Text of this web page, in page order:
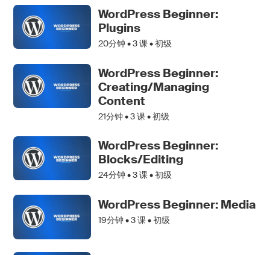
WordPress Beginner:
Plugins
20分钟 •3课 • 初级
WordPress Beginner:
Creating/Managing
Content
21分钟 •3课 • 初级
WordPress Beginner:
Blocks/Editing
24分钟 •3课 • 初级
WordPress Beginner: Media
19分钟 •3课 • 初级